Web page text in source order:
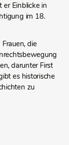
er Einblicke in
im 18.
die
darunter First
es historische
zu